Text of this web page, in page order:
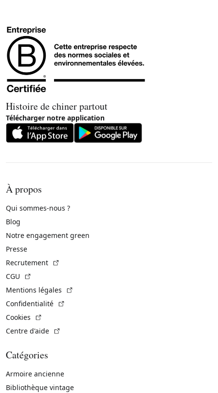
Histoire de chiner partout
Télécharger notre application
À propos
Qui sommes-nous ?
Blog
Notre engagement green
Presse
Recrutement
CGU
Mentions légales
Confidentialité
Cookies
Centre d'aide
Catégories
Armoire ancienne
Bibliothèque vintage